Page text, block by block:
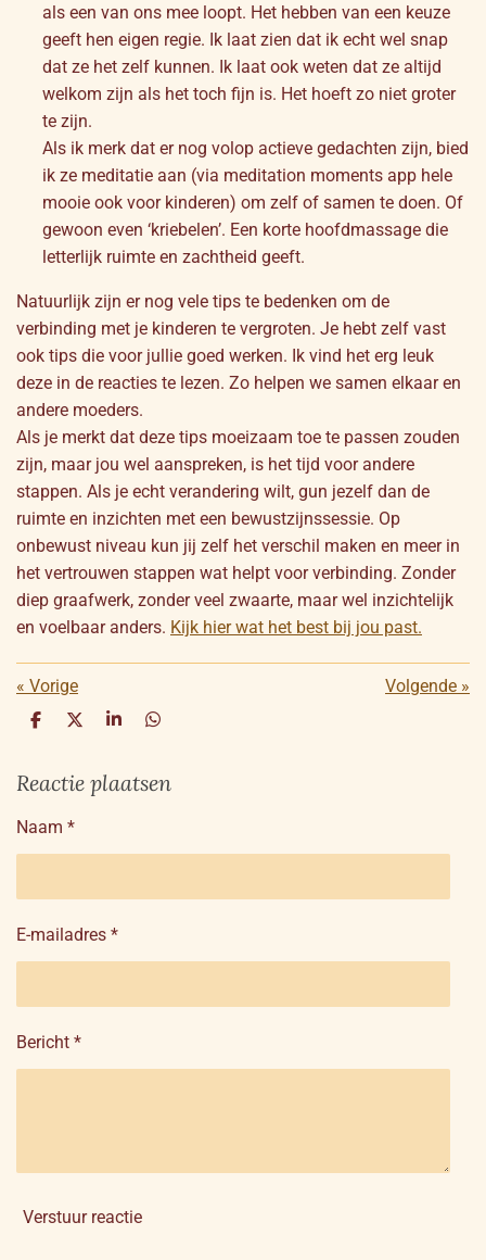
als een van ons mee loopt. Het hebben van een keuze
geeft hen eigen regie. Ik laat zien dat ik echt wel snap
dat ze het zelf kunnen. Ik laat ook weten dat ze altijd
welkom zijn als het toch fijn is. Het hoeft zo niet groter
te zijn.
Als ik merk dat er nog volop actieve gedachten zijn, bied
ik ze meditatie aan (via meditation moments app hele
mooie ook voor kinderen) om zelf of samen te doen. Of
gewoon even ‘kriebelen’. Een korte hoofdmassage die
letterlijk ruimte en zachtheid geeft.
Natuurlijk zijn er nog vele tips te bedenken om de
verbinding met je kinderen te vergroten. Je hebt zelf vast
ook tips die voor jullie goed werken. Ik vind het erg leuk
deze in de reacties te lezen. Zo helpen we samen elkaar en
andere moeders.
Als je merkt dat deze tips moeizaam toe te passen zouden
zijn, maar jou wel aanspreken, is het tijd voor andere
stappen. Als je echt verandering wilt, gun jezelf dan de
ruimte en inzichten met een bewustzijnssessie. Op
onbewust niveau kun jij zelf het verschil maken en meer in
het vertrouwen stappen wat helpt voor verbinding. Zonder
diep graafwerk, zonder veel zwaarte, maar wel inzichtelijk
en voelbaar anders. Kijk hier wat het best bij jou past.
« Vorige Volgende »
D
e
n
D
l
S
r
e
D
e
n
Reactie plaatsen
Naam *
E-mailadres *
Bericht *
Verstuur reactie